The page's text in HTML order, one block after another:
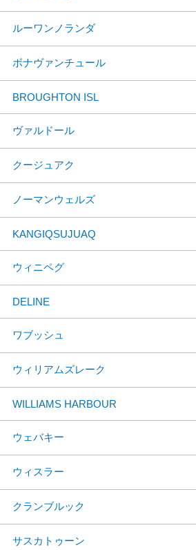
ルーワンノランダ
ボナヴァンチュール
BROUGHTON ISL
ヴァルドール
クージュアク
ノーマンウェルズ
KANGIQSUJUAQ
ウィニペグ
DELINE
ワブッシュ
ウィリアムズレーク
WILLIAMS HARBOUR
ウェバキー
ウィスラー
クランブルック
サスカトゥーン